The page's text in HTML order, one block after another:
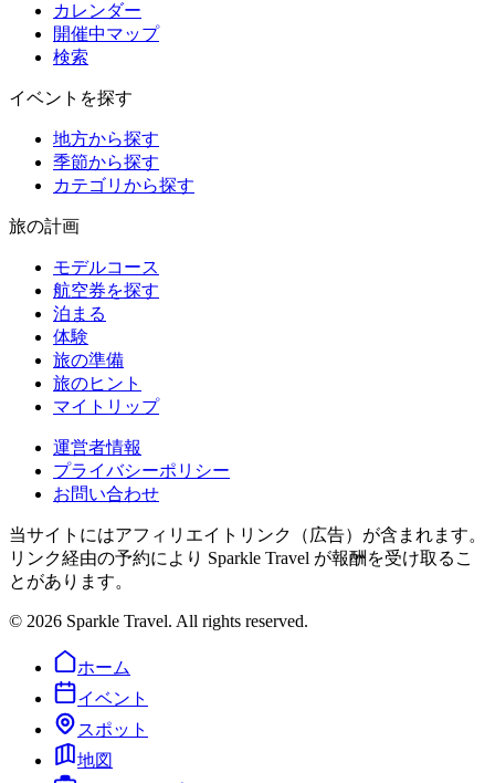
カレンダー
開催中マップ
検索
イベントを探す
地方から探す
季節から探す
カテゴリから探す
旅の計画
モデルコース
航空券を探す
泊まる
体験
旅の準備
旅のヒント
マイトリップ
運営者情報
プライバシーポリシー
お問い合わせ
当サイトにはアフィリエイトリンク（広告）が含まれます。
リンク経由の予約により Sparkle Travel が報酬を受け取るこ
とがあります。
© 2026 Sparkle Travel. All rights reserved.
ホーム
イベント
スポット
地図